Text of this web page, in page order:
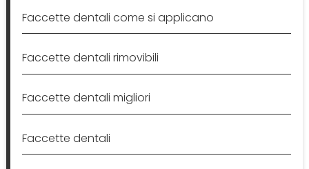
Faccette dentali come si applicano
Faccette dentali rimovibili
Faccette dentali migliori
Faccette dentali